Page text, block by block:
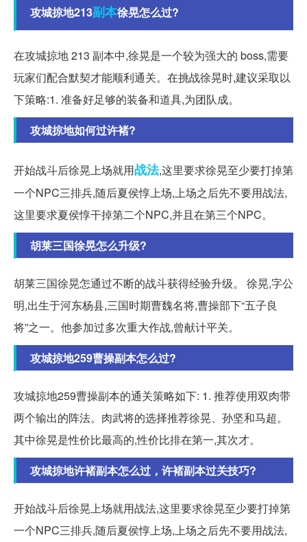
攻城掠地213副本徐晃怎么过?
在攻城掠地 213 副本中,徐晃是一个较为强大的 boss,需要
玩家们配合默契才能顺利通关。在挑战徐晃时,建议采取以
下策略:1. 准备好足够的装备和道具,为团队成。
攻城掠地如何过许褚?
开始战斗后徐晃上场就用战法,这里要求徐晃至少要打掉第
一个NPC三排兵,随后夏侯惇上场,上场之后先不要用战法,
这里要求夏侯惇干掉第二个NPC,并且在第三个NPC。
胡莱三国徐晃怎么升级?
胡莱三国徐晃怎通过不断的战斗获得经验升级。 徐晃,字公
明,出生于河东杨县,三国时期曹魏名将,曹操部下“五子良
将”之一。他参加过多次重大作战,曾献计平关。
攻城掠地259曹操副本怎么过?
攻城掠地259曹操副本的通关策略如下: 1. 推荐使用双肉带
两个输出的阵法。肉武将的选择推荐徐晃、孙坚和马超。
其中徐晃是性价比最高的,性价比排在第一,其次才。
攻城掠地许褚副本怎么过，许褚副本过关技巧?
开始战斗后徐晃上场就用战法,这里要求徐晃至少要打掉第
一个NPC三排兵,随后夏侯惇上场,上场之后先不要用战法,